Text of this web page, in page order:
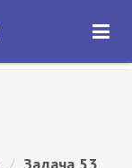
ОТКРЫТЬ